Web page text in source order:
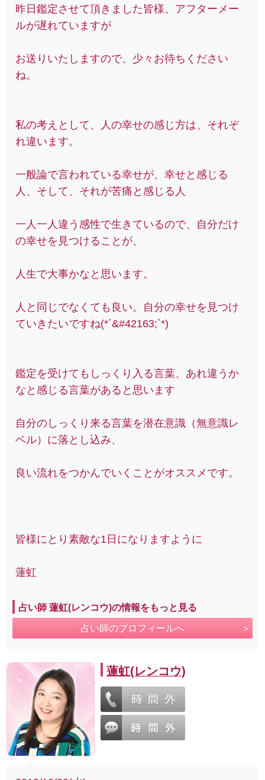
昨日鑑定させて頂きました皆様、アフターメー
ルが遅れていますが
お送りいたしますので、少々お待ちください
ね。
私の考えとして、人の幸せの感じ方は、それぞ
れ違います。
一般論で言われている幸せが、幸せと感じる
人、そして、それが苦痛と感じる人
一人一人違う感性で生きているので、自分だけ
の幸せを見つけることが、
人生で大事かなと思います。
人と同じでなくても良い。自分の幸せを見つけ
ていきたいですね(*´&#42163;`*)
鑑定を受けてもしっくり入る言葉、あれ違うか
なと感じる言葉があると思います
自分のしっくり来る言葉を潜在意識（無意識レ
ベル）に落とし込み、
良い流れをつかんでいくことがオススメです。
皆様にとり素敵な1日になりますように
蓮虹
占い師 蓮虹(レンコウ)の情報をもっと見る
占い師のプロフィールへ
蓮虹(レンコウ)